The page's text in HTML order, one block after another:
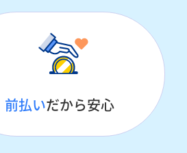
前払いだから安心